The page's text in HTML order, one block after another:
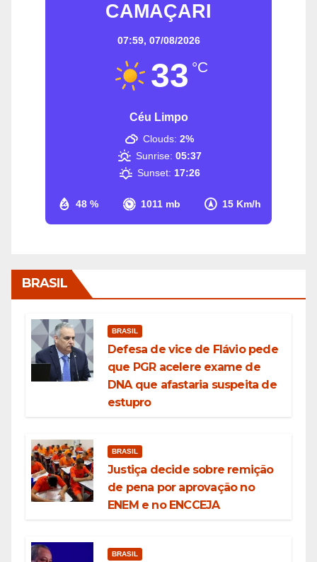
CAMAÇARI
07:59, 07/08/2026
33 °C
Céu Limpo
48 % 1011 mb 15 Km/h
Clouds: 2%
Sunrise: 05:37
Sunset: 17:26
BRASIL
BRASIL
Defesa de vice de Flávio pede
que PGR acelere exame de
DNA que afastaria suspeita de
estupro
BRASIL
Justiça decide sobre remição
de pena por aprovação no
ENEM e no ENCCEJA
BRASIL